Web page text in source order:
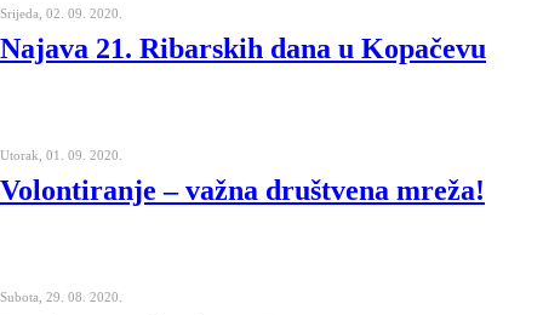
Srijeda, 02. 09. 2020.
Najava 21. Ribarskih dana u Kopačevu
Utorak, 01. 09. 2020.
Volontiranje – važna društvena mreža!
Subota, 29. 08. 2020.